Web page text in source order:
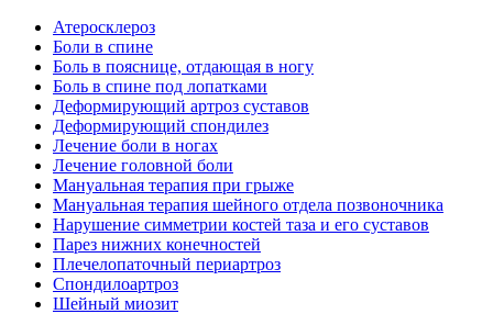
Атеросклероз
Боли в спине
Боль в пояснице, отдающая в ногу
Боль в спине под лопатками
Деформирующий артроз суставов
Деформирующий спондилез
Лечение боли в ногах
Лечение головной боли
Мануальная терапия при грыже
Мануальная терапия шейного отдела позвоночника
Нарушение симметрии костей таза и его суставов
Парез нижних конечностей
Плечелопаточный периартроз
Спондилоартроз
Шейный миозит